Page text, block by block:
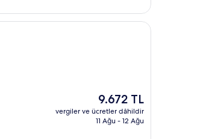
Güncel
fiyat:
9.672 TL
9.672 TL
vergiler ve ücretler dâhildir
11 Ağu - 12 Ağu